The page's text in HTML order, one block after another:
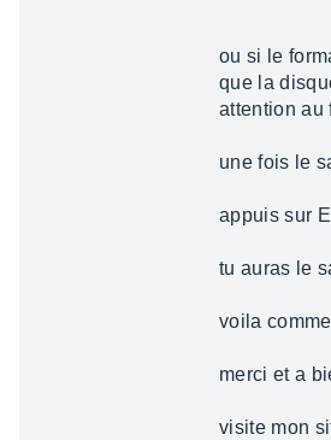
ou si le
que la
attention au
une fois le
appuis sur
tu auras le
voila
merci et a
visite mon